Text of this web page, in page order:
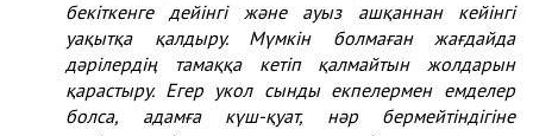
бекіткенге дейінгі және ауыз ашқаннан кейінгі
уақытқа қалдыру. Мүмкін болмаған жағдайда
дәрілердің тамаққа кетіп қалмайтын жолдарын
қарастыру. Егер укол сынды екпелермен емделер
болса, адамға күш-қуат, нәр бермейтіндігіне